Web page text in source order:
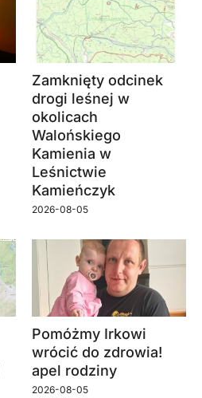
Zamknięty odcinek
drogi leśnej w
okolicach
Walońskiego
Kamienia w
Leśnictwie
Kamieńczyk
2026-08-05
Pomóżmy Irkowi
wrócić do zdrowia!
apel rodziny
2026-08-05